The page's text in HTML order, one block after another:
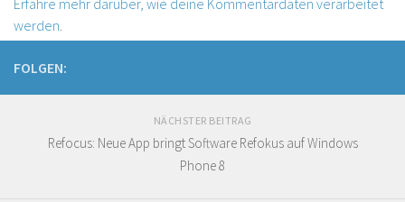
Erfahre mehr darüber, wie deine Kommentardaten verarbeitet
werden.
FOLGEN:
NÄCHSTER BEITRAG
Refocus: Neue App bringt Software Refokus auf Windows
Phone 8